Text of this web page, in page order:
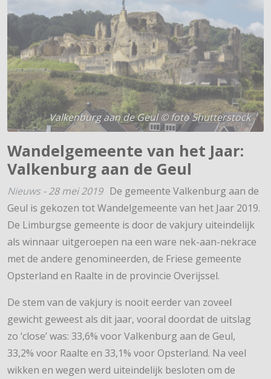
Valkenburg aan de Geul © foto Shutterstock
Wandelgemeente van het Jaar:
Valkenburg aan de Geul
Nieuws -28 mei 2019 De gemeente Valkenburg aan de
Geul is gekozen tot Wandelgemeente van het Jaar 2019.
De Limburgse gemeente is door de vakjury uiteindelijk
als winnaar uitgeroepen na een ware nek-aan-nekrace
met de andere genomineerden, de Friese gemeente
Opsterland en Raalte in de provincie Overijssel.
De stem van de vakjury is nooit eerder van zoveel
gewicht geweest als dit jaar, vooral doordat de uitslag
zo ‘close’ was: 33,6% voor Valkenburg aan de Geul,
33,2% voor Raalte en 33,1% voor Opsterland. Na veel
wikken en wegen werd uiteindelijk besloten om de